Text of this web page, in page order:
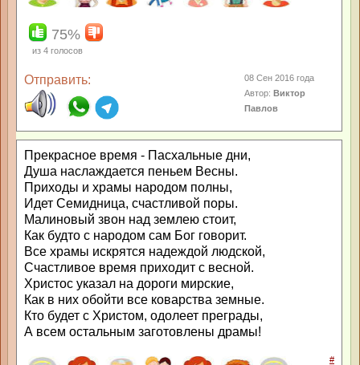
75%
из 4 голосов
Отправить:
08 Сен 2016 года
Автор:Виктор
Павлов
Прекрасное время - Пасхальные дни,
Душа наслаждается пеньем Весны.
Приходы и храмы народом полны,
Идет Семидница, счастливой поры.
Малиновый звон над землею стоит,
Как будто с народом сам Бог говорит.
Все храмы искрятся надеждой людской,
Счастливое время приходит с весной.
Христос указал на дороги мирские,
Как в них обойти все коварства земные.
Кто будет с Христом, одолеет преграды,
А всем остальным заготовлены драмы!
#